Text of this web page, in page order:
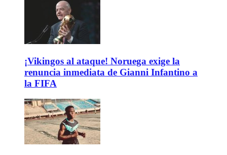
¡Vikingos al ataque! Noruega exige la
renuncia inmediata de Gianni Infantino a
la FIFA